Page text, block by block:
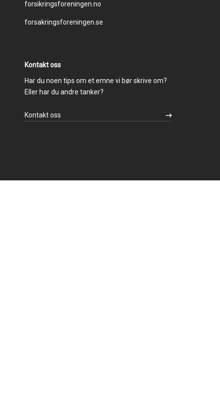
menu
forsikringsforeningen.no
forsakringsforeningen.se
Kontakt oss
Har du noen tips om et emne vi bør skrive om?
Eller har du andre tanker?
Kontakt oss